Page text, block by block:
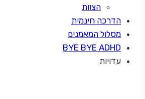
הצוות
הדרכה חינמית
מסלול המאמנים
BYE BYE ADHD
עדויות